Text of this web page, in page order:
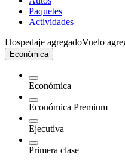
Paquetes
Actividades
Hospedaje agregadoVuelo
Económica
Económica
Económica Premium
Ejecutiva
Primera clase